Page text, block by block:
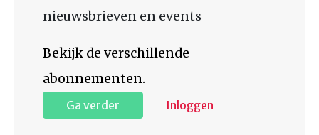
nieuwsbrieven en events
Bekijk de verschillende
abonnementen.
Ga verder Inloggen